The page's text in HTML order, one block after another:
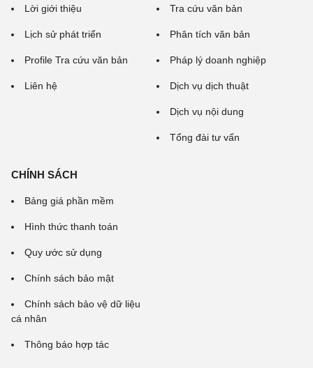
Lời giới thiệu
Lịch sử phát triển
Profile Tra cứu văn bản
Liên hệ
Tra cứu văn bản
Phân tích văn bản
Pháp lý doanh nghiệp
Dịch vụ dịch thuật
Dịch vụ nội dung
Tổng đài tư vấn
CHÍNH SÁCH
Bảng giá phần mềm
Hình thức thanh toán
Quy ước sử dụng
Chính sách bảo mật
Chính sách bảo vệ dữ liệu
cá nhân
Thông báo hợp tác